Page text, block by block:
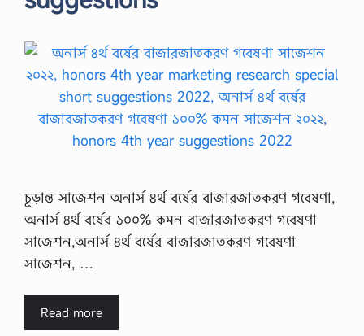
চূড়ান্ত সাজেশন অনার্স ৪র্থ বর্ষের বাজারজাতকরণ গবেষণা,
অনার্স ৪র্থ বর্ষের ১০০% কমন বাজারজাতকরণ গবেষণা
সাজেশন,অনার্স ৪র্থ বর্ষের বাজারজাতকরণ গবেষণা
সাজেশন, …
Read more